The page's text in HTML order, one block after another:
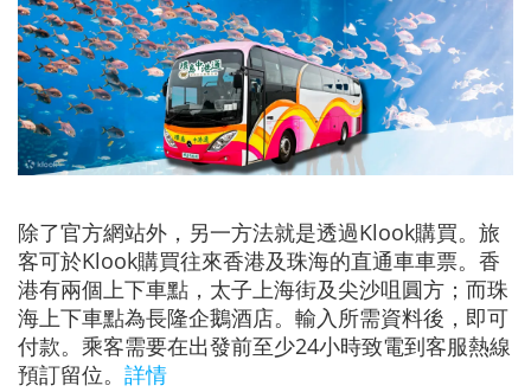
除了官方網站外，另一方法就是透過Klook購買。旅
客可於Klook購買往來香港及珠海的直通車車票。香
港有兩個上下車點，太子上海街及尖沙咀圓方；而珠
海上下車點為長隆企鵝酒店。輸入所需資料後，即可
付款。乘客需要在出發前至少24小時致電到客服熱線
預訂留位。 詳情